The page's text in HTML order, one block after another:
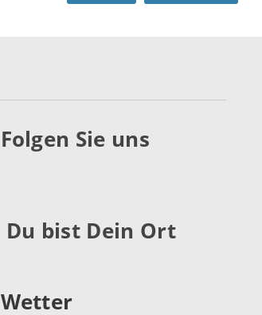
Folgen Sie uns
Du bist Dein Ort
Wetter